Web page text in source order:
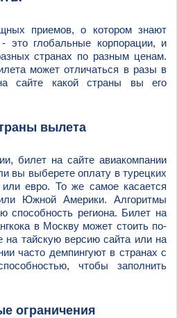
приемов, о котором знают
это глобальные корпорации, и
странах по разным ценам.
может отличаться в разы в
сайте какой страны вы его
вылета
билет на сайте авиакомпании
вы выберете оплату в турецких
евро. То же самое касается
Южной Америки. Алгоритмы
способность региона. Билет на
в Москву может стоить по-
на тайскую версию сайта или на
часто демпингуют в странах с
чтобы заполнить
ограничения